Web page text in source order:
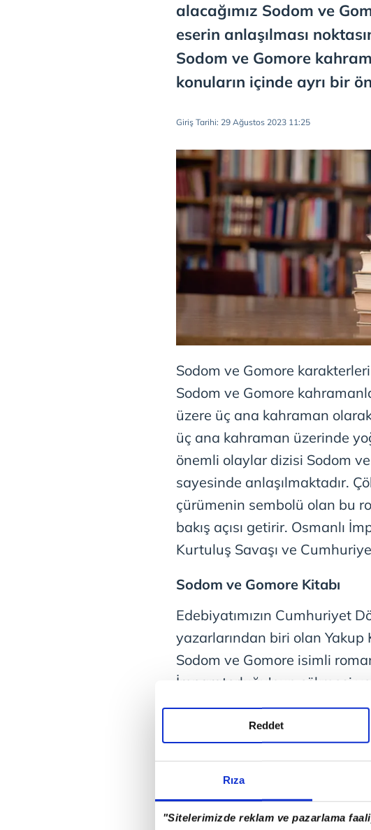
Rıza
"Sitelerimizde reklam ve pazarlama
Reddet
alacağımız Sodom ve
eserin anlaşılması
Sodom ve Gomore
konuların içinde ayrı bir
Giriş Tarihi: 29 Ağustos 2023 11:25
Sodom ve Gomore
Sodom ve Gomore
üzere üç ana kahraman
üç ana kahraman üzerinde
önemli olaylar dizisi Sodom
sayesinde anlaşılmaktadır.
çürümenin sembolü olan bu
bakış açısı getirir. Osmanlı
Kurtuluş Savaşı ve
Sodom ve Gomore Kitabı
Edebiyatımızın Cumhuriyet
yazarlarından biri olan
Sodom ve Gomore isimli
İmparatorluğu'nun çökmesi
Cumhuriyet'e geçişi
getirdiği çöküşün
Dönemin tarihsel ve önemli
açısı ile ele alan Yakup Kadri,
somutlaştırarak